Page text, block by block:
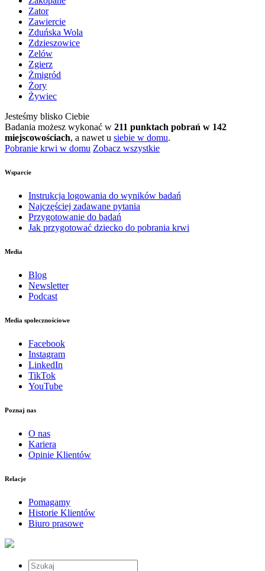
Zator
Zawiercie
Zduńska Wola
Zdzieszowice
Zelów
Zgierz
Żmigród
Żory
Żywiec
Jesteśmy blisko Ciebie
Badania możesz wykonać w 211 punktach pobrań w 142
miejscowościach, a nawet u siebie w domu.
Pobranie krwi w domu Zobacz wszystkie
Wsparcie
Instrukcja logowania do wyników badań
Najczęściej zadawane pytania
Przygotowanie do badań
Jak przygotować dziecko do pobrania krwi
Media
Blog
Newsletter
Podcast
Media społecznościowe
Facebook
Instagram
LinkedIn
TikTok
YouTube
Poznaj nas
O nas
Kariera
Opinie Klientów
Relacje
Pomagamy
Historie Klientów
Biuro prasowe